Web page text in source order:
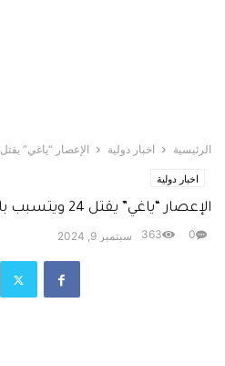
الرئيسية اخبار دولية الإعصار “ياغي” يقتل 24 ويتسبب بانهيار جسر في فيتنام
اخبار دولية
الإعصار “ياغي” يقتل 24 ويتسبب بانهيار جسر في فيتنام
سبتمبر 9, 2024 0
363